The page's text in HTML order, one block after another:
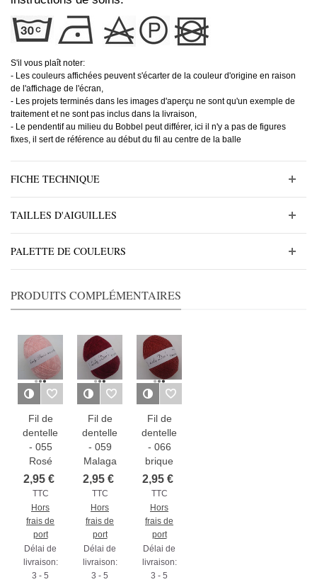
S'il vous plaît noter:
- Les couleurs affichées peuvent s'écarter de la couleur d'origine en raison
de l'affichage de l'écran,
- Les projets terminés dans les images d'aperçu ne sont qu'un exemple de
traitement et ne sont pas inclus dans la livraison,
- Le pendentif au milieu du Bobbel peut différer, ici il n'y a pas de figures
fixes, il sert de référence au début du fil au centre de la balle
FICHE TECHNIQUE
TAILLES D'AIGUILLES
PALETTE DE COULEURS
PRODUITS COMPLÉMENTAIRES
Fil de
dentelle
- 055
Rosé
2,95 €
TTC
Hors
frais de
port
Délai de
livraison:
3 - 5
Fil de
dentelle
- 059
Malaga
2,95 €
TTC
Hors
frais de
port
Délai de
livraison:
3 - 5
Fil de
dentelle
- 066
brique
2,95 €
TTC
Hors
frais de
port
Délai de
livraison:
3 - 5